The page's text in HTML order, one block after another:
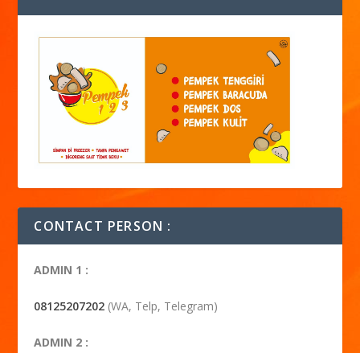
CONTACT PERSON :
ADMIN 1 :
08125207202 (WA, Telp, Telegram)
ADMIN 2 :